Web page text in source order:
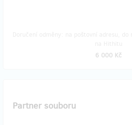
6 000 Kč
Partner souboru